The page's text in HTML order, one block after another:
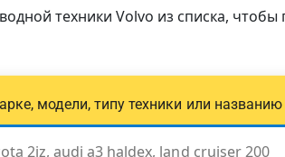
техники Volvo из списка,
модели, типу техники или